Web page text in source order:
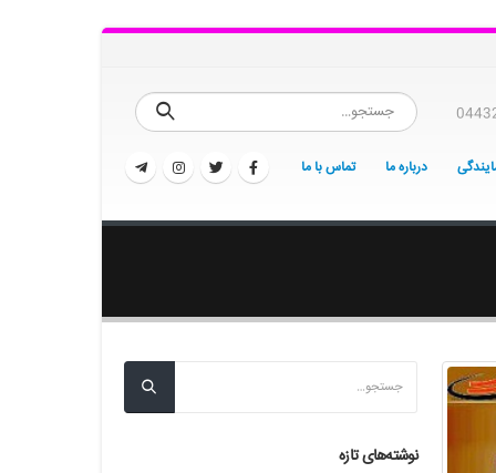
درباره ما تماس با ما
نوشته‌های تازه